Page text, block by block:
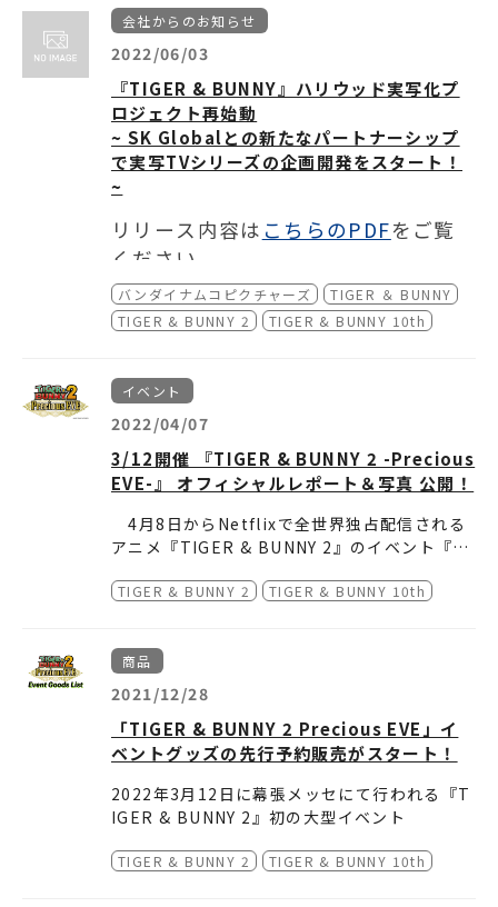
インタラクティブカフェ「
e Stand」やミニゲームの復刻開催はもち
ろん、リバイバル開催記念デザインのク
リアボトルやその他新オリジナルグッズ
が登場！また、同年開催した「
BUNNYキャラポップストア ～WRAPPI
NG GIFT FOR...～」の景品ミニゲームや
オリジナルグッズもお楽しみいただけま
す。
【東京・池袋】NAMJATOWN(ナンジャ
タウン)
開催期間：2022年6月24日(金)～7月31日
(日)
【大阪・梅田】Hugood! from NAMJAT
OWN
開催期間：2022年8月10日(水)～8月28日
(日)
【インターネット通販】
実施期間：2022年6月28日(火)10：00～
8月1日(月)23：59
詳細は下記特設サイトURLよりご確認お
https://event.bandainamco-am.co.jp/
namja/tigerandbunny2021revival
©BNP/T&B PARTNERS
会社からのお知らせ
2022/06/03
『TIGER & BUNNY』ハリウッド実写化プ
ロジェクト再始動
~ SK Globalとの新たなパートナーシップ
で実写TVシリーズの企画開発をスタート！
~
リリース内容は こちらのPDFをご覧
ください。
バンダイナムコピクチャーズ
TIGER ＆ BUNNY
TIGER & BUNNY 2
TIGER & BUNNY 10th
イベント
2022/04/07
3/12開催 『TIGER & BUNNY 2 -Precious
EVE-』 オフィシャルレポート＆写真 公開！
4月8日からNetflixで全世界独占配信される
アニメ『TIGER & BUNNY 2』のイベント『TI
2日に幕張メッセイベントホールで開催され
れる新たなプレイスメント企業の発表が行わ
れ、夜の部では出演キャストによるスペシャル
朗読劇が披露された。どちらの公演にも、『TI
GER & BUNNY 2』のオープニングテーマを担
当するUNISON SQUARE GARDENが登場。こ
OPテーマをパフォーマンスし、会場を大いに
沸かせた。オフィシャルレポートでは、昼公演
を中心にレポートする。
幕張メッセイベントホールで行われる『タイ
ing- SUPER PRELUDE』以来、8年半ぶりの
開催となった『Precious EVE』。コロナ禍に
よる規制により、観客による声出しが全面的に
禁止となってしまったが、久々のイベントと
『タイバニ2』に対する高い期待感に会場中が
ビューイングや有料配信も用意され、様々な場
所からイベントを楽しめるようになっていた。
開演に先立ち会場に流されたのは、「HERO
TV」のプロデューサー、アニエス・ジュベー
ルによるオリジナルナレーション。注意事項の
ほか、会場のモニタに表示されるQRコードを
スマホで読み込み、スタンプを押すことで、映
れた。
オープニングを飾ったのは、ワイルドタイガ
ー＆バーナビー・ブルックス Jr.によるヒーロ
されたヒーロースーツStyle 3がここで初披露
された。早速のサプライズ演出に、観客は拍手
やペンライトで応える。そこから今回のメイン
MCを務めるマリオ役の太田真一郎が登壇。昼
そしてここからは、本日のメインイベントの
ひとつ、新ヒーローの紹介に。大型スクリーン
TIGER & BUNNY 2 TIGER & BUNNY 10th
商品
2021/12/28
「TIGER & BUNNY 2 Precious EVE」イ
ベントグッズの先行予約販売がスタート！
2022年3月12日に幕張メッセにて行われる『T
IGER & BUNNY 2』初の大型イベント
ズ事前通販をスタートしました！
TIGER & BUNNY 2 TIGER & BUNNY 10th